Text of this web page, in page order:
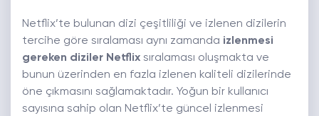
Netflix’te bulunan dizi çeşitliliği ve izlenen dizilerin
tercihe göre sıralaması aynı zamanda izlenmesi
gereken diziler Netflix sıralaması oluşmakta ve
bunun üzerinden en fazla izlenen kaliteli dizilerinde
öne çıkmasını sağlamaktadır. Yoğun bir kullanıcı
sayısına sahip olan Netflix’te güncel izlenmesi